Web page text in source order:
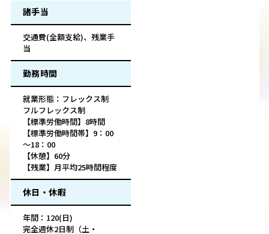
諸手当
交通費(全額支給)、残業手
当
勤務時間
就業形態：フレックス制
フルフレックス制
【標準労働時間】8時間
【標準労働時間帯】9：00
～18：00
【休憩】60分
【残業】月平均25時間程度
休日・休暇
年間：120(日)
完全週休2日制（土・